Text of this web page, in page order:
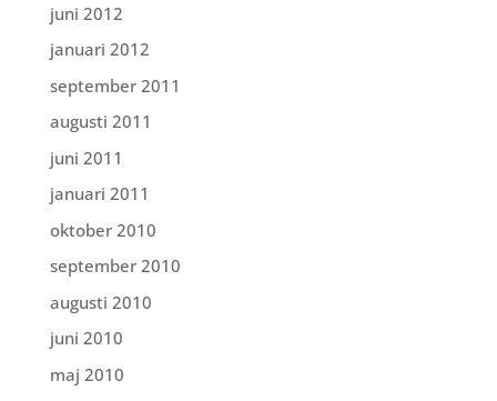
juni 2012
januari 2012
september 2011
augusti 2011
juni 2011
januari 2011
oktober 2010
september 2010
augusti 2010
juni 2010
maj 2010